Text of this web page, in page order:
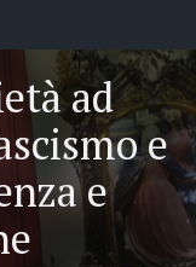
ad
e
e